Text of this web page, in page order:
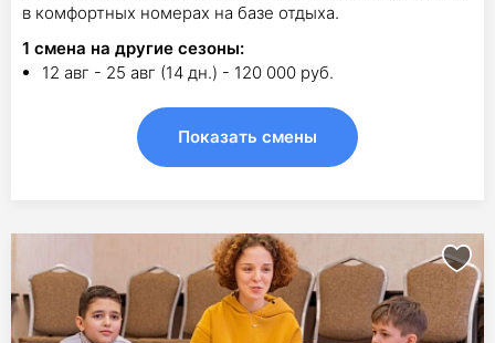
в комфортных номерах на базе отдыха.
1 смена на другие сезоны:
12 авг - 25 авг (14 дн.) - 120 000 руб.
Показать смены